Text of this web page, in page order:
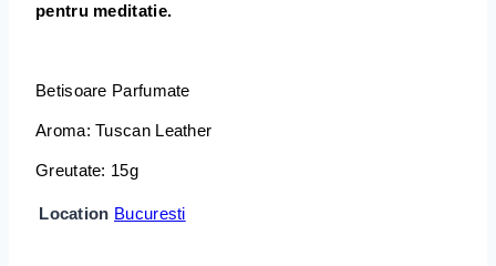
pentru meditatie.
Betisoare Parfumate
Aroma:Tuscan Leather
Greutate: 15g
Location Bucuresti